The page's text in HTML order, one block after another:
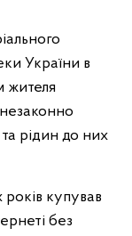
України в
жителя
рідин до них
купував
без